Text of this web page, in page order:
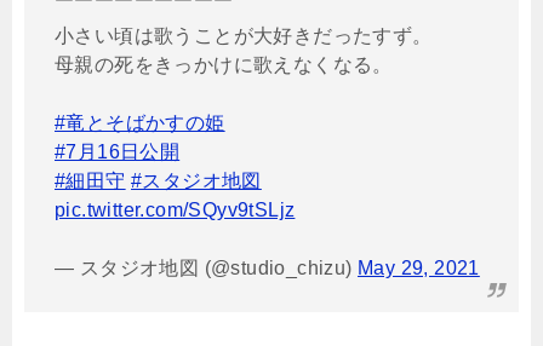
￣￣￣￣￣￣￣￣￣
小さい頃は歌うことが大好きだったすず。
母親の死をきっかけに歌えなくなる。
#竜とそばかすの姫
#7月16日公開
#細田守 #スタジオ地図
pic.twitter.com/SQyv9tSLjz
— スタジオ地図 (@studio_chizu) May 29, 2021